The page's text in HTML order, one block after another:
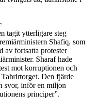
tagit ytterligare steg
Shafiq, som
av fortsatta protester
Sharaf hade
mot korruptionen och
Den fjärde
svor, inför en miljon
principer”.